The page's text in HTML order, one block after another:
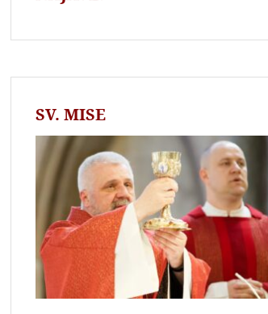
SV. MISE